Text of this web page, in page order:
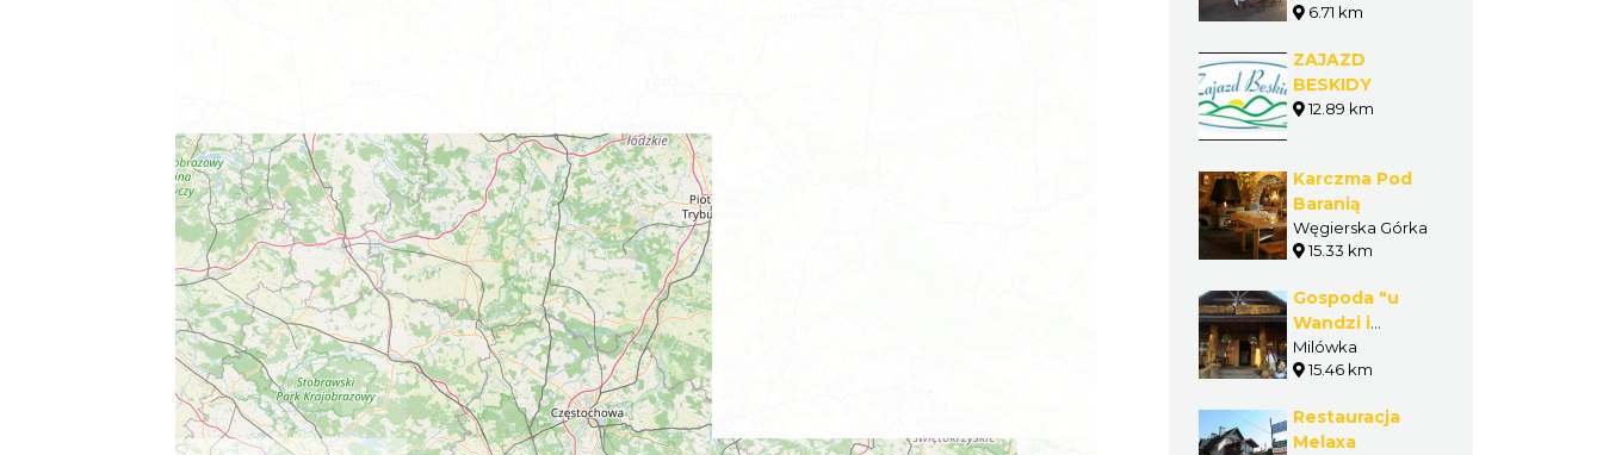
6.71 km
ZAJAZD
BESKIDY
12.89 km
Karczma Pod
Baranią
Węgierska Górka
15.33 km
Gospoda "u
Wandzi i
Jędrusia"
Milówka
15.46 km
Restauracja
Melaxa